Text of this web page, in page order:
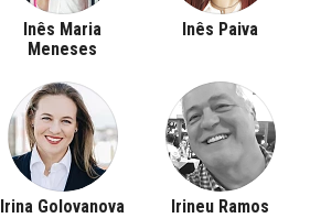
Inês Maria
Meneses
Inês Paiva
Irina Golovanova Irineu Ramos